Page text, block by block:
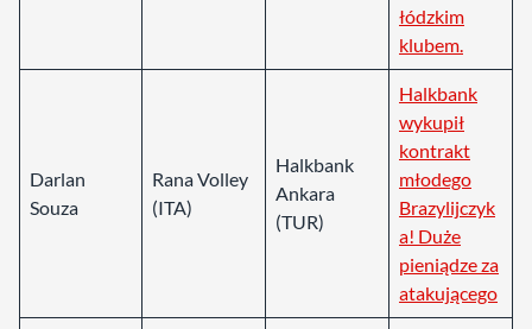
łódzkim
klubem.
Darlan
Souza
Rana Volley
(ITA)
Halkbank
Ankara
(TUR)
Halkbank
wykupił
kontrakt
młodego
Brazylijczyk
a! Duże
pieniądze za
atakującego